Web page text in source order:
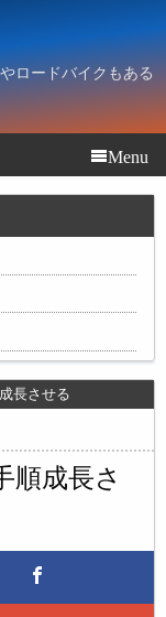
ロードバイクもある
Menu
長させる
順成長さ